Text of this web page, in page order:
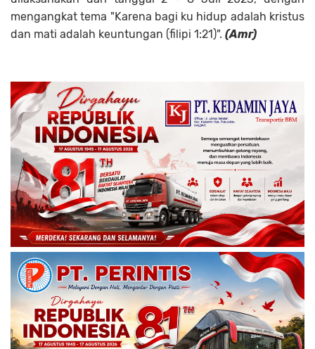
mengangkat tema "Karena bagi ku hidup adalah kristus
dan mati adalah keuntungan (filipi 1:21)". (Amr)